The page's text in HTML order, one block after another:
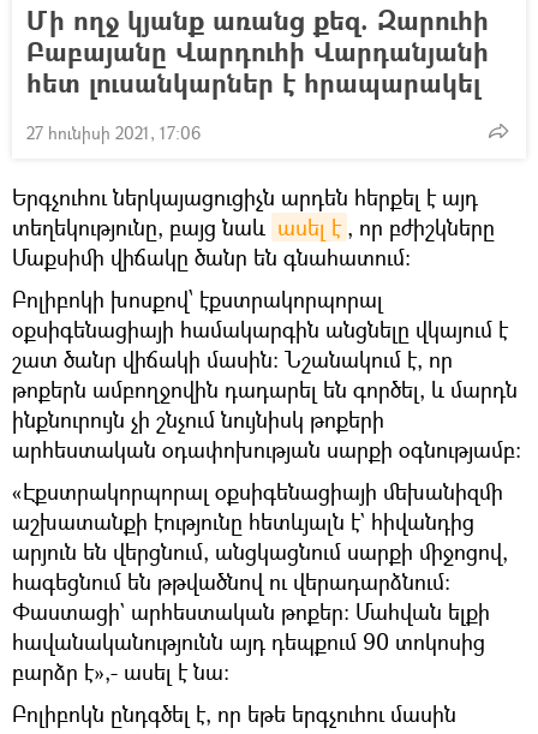
Մի ողջ կյանք առանց քեզ. Զարուհի
Բաբայանը Վարդուհի Վարդանյանի
հետ լուսանկարներ է հրապարակել
27 հունիսի 2021, 17:06
Երգչուհու ներկայացուցիչն արդեն հերքել է այդ
տեղեկությունը, բայց նաև ասել է , որ բժիշկները
Մաքսիմի վիճակը ծանր են գնահատում։
Բոլիբոկի խոսքով՝ էքստրակորպորալ
օքսիգենացիայի համակարգին անցնելը վկայում է
շատ ծանր վիճակի մասին։ Նշանակում է, որ
թոքերն ամբողջովին դադարել են գործել, և մարդն
ինքնուրույն չի շնչում նույնիսկ թոքերի
արհեստական օդափոխության սարքի օգնությամբ։
«Էքստրակորպորալ օքսիգենացիայի մեխանիզմի
աշխատանքի էությունը հետևյալն է` հիվանդից
արյուն են վերցնում, անցկացնում սարքի միջոցով,
հագեցնում են թթվածնով ու վերադարձնում։
Փաստացի` արհեստական թոքեր։ Մահվան ելքի
հավանականությունն այդ դեպքում 90 տոկոսից
բարձր է»,- ասել է նա։
Բոլիբոկն ընդգծել է, որ եթե երգչուհու մասին